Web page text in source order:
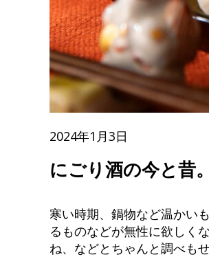
2024年1月3日
にごり酒の今と昔
寒い時期、鍋物など温かい
るものなどが無性に欲しく
ね、などとちゃんと調べも